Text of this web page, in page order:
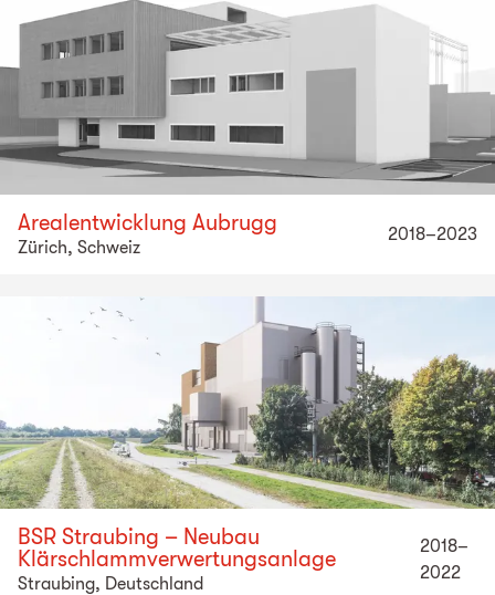
Arealentwicklung Aubrugg
Zürich, Schweiz
2018–2023
BSR Straubing – Neubau
Klärschlammverwertungsanlage
Straubing, Deutschland
2018–
2022